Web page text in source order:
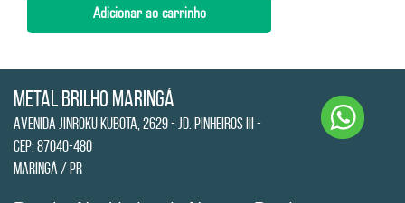
Metal Brilho Maringá
Avenida Jinroku Kubota, 2629 - Jd. Pinheiros III -
CEP: 87040-480
Maringá / PR